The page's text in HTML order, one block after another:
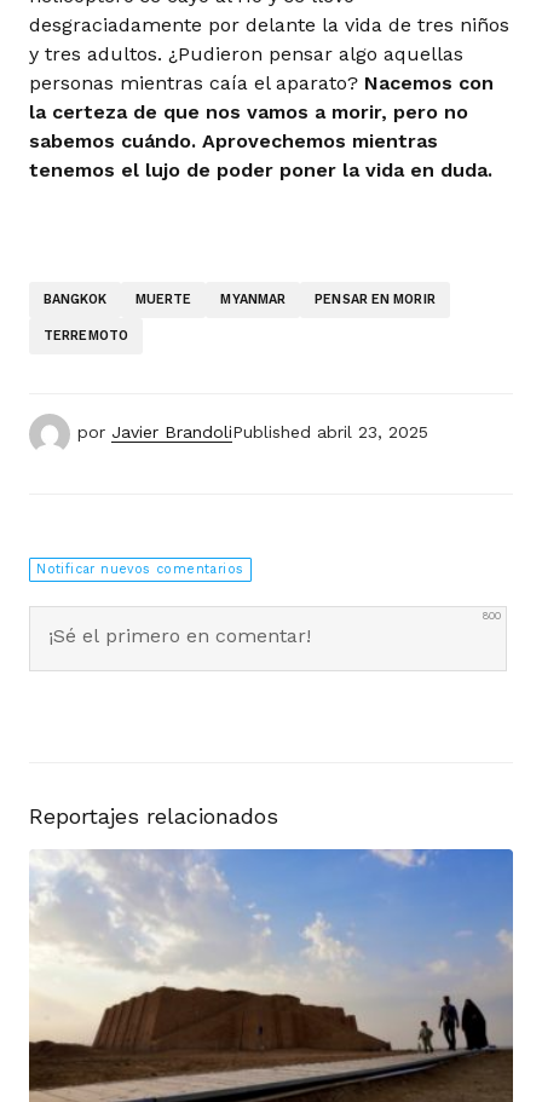
desgraciadamente por delante la vida de tres niños
y tres adultos. ¿Pudieron pensar algo aquellas
personas mientras caía el aparato? Nacemos con
la certeza de que nos vamos a morir, pero no
sabemos cuándo. Aprovechemos mientras
tenemos el lujo de poder poner la vida en duda.
BANGKOK MUERTE MYANMAR PENSAR EN MORIR
TERREMOTO
por Javier BrandoliPublished abril 23, 2025
Notificar nuevos comentarios
800
Reportajes relacionados